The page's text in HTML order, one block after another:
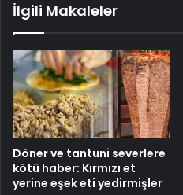
İlgili Makaleler
Döner ve tantuni severlere
kötü haber: Kırmızı et
yerine eşek eti yedirmişler